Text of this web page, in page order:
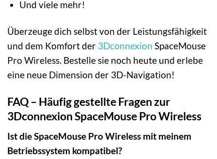
Und viele mehr!
Überzeuge dich selbst von der Leistungsfähigkeit
und dem Komfort der 3Dconnexion SpaceMouse
Pro Wireless. Bestelle sie noch heute und erlebe
eine neue Dimension der 3D-Navigation!
FAQ – Häufig gestellte Fragen zur
3Dconnexion SpaceMouse Pro Wireless
Ist die SpaceMouse Pro Wireless mit meinem
Betriebssystem kompatibel?